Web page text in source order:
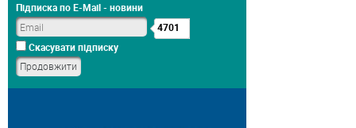
Підписка по E-Mail - новини
4701
Скасувати підписку